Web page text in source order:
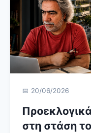
📅 20/06/2026
στη στάση